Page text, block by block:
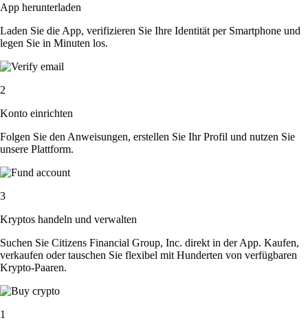
App herunterladen
Laden Sie die App, verifizieren Sie Ihre Identität per Smartphone und
legen Sie in Minuten los.
2
Konto einrichten
Folgen Sie den Anweisungen, erstellen Sie Ihr Profil und nutzen Sie
unsere Plattform.
3
Kryptos handeln und verwalten
Suchen Sie Citizens Financial Group, Inc. direkt in der App. Kaufen,
verkaufen oder tauschen Sie flexibel mit Hunderten von verfügbaren
Krypto-Paaren.
1